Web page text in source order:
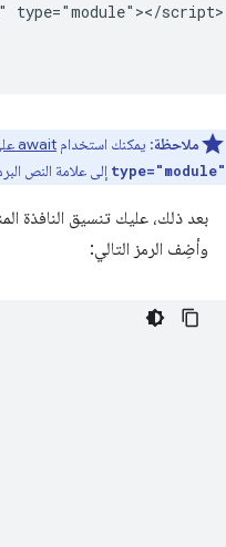
type="module"></script>
ملاحظة: يمكنك استخدام await على المستوى الأعلى
type="module" إلى علامة النص
بعد ذلك، عليك تنسيق النافذة
وأضِف الرمز التالي: